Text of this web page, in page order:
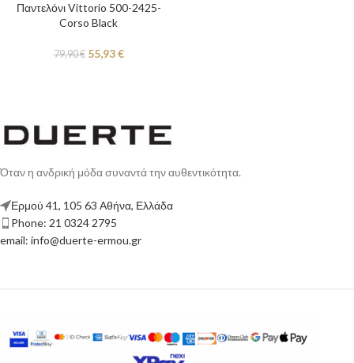
Παντελόνι Vittorio 500-2425-
Corso Black
79,90€ 55,93€
Όταν η ανδρική μόδα συναντά την αυθεντικότητα.
Ερμού 41, 105 63 Αθήνα, Ελλάδα
Phone: 21 0324 2795
email: info@duerte-ermou.gr